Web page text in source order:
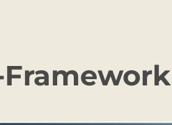
Framework